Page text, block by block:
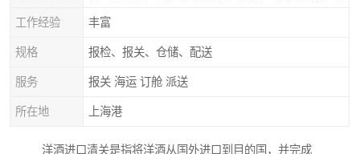
工作经验 丰富
规格 报检、报关、仓储、配送
服务 报关 海运 订舱 派送
所在地 上海港
洋酒进口清关是指将洋酒从国外进口到目的国，并完成